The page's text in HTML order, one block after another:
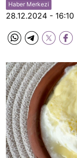
Haber Merkezi
28.12.2024 - 16:10